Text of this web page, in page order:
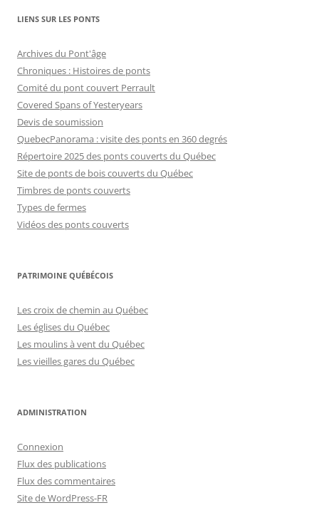
LIENS SUR LES PONTS
Archives du Pont'âge
Chroniques : Histoires de ponts
Comité du pont couvert Perrault
Covered Spans of Yesteryears
Devis de soumission
QuebecPanorama : visite des ponts en 360 degrés
Répertoire 2025 des ponts couverts du Québec
Site de ponts de bois couverts du Québec
Timbres de ponts couverts
Types de fermes
Vidéos des ponts couverts
PATRIMOINE QUÉBÉCOIS
Les croix de chemin au Québec
Les églises du Québec
Les moulins à vent du Québec
Les vieilles gares du Québec
ADMINISTRATION
Connexion
Flux des publications
Flux des commentaires
Site de WordPress-FR